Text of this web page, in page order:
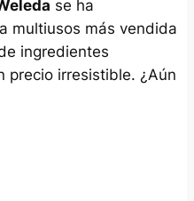
se ha
multiusos más vendida
ingredientes
precio irresistible. ¿Aún